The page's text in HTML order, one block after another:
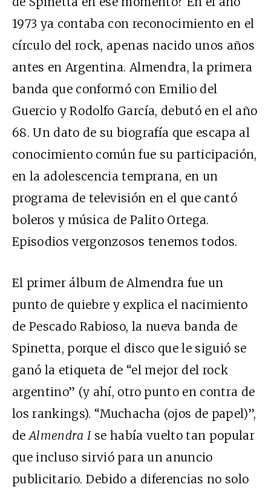
1973 ya contaba con reconocimiento en el
círculo del rock, apenas nacido unos años
antes en Argentina. Almendra, la primera
banda que conformó con Emilio del
Guercio y Rodolfo García, debutó en el año
68. Un dato de su biografía que escapa al
conocimiento común fue su participación,
en la adolescencia temprana, en un
programa de televisión en el que cantó
boleros y música de Palito Ortega.
Episodios vergonzosos tenemos todos.
El primer álbum de Almendra fue un
punto de quiebre y explica el nacimiento
de Pescado Rabioso, la nueva banda de
Spinetta, porque el disco que le siguió se
ganó la etiqueta de “el mejor del rock
argentino” (y ahí, otro punto en contra de
los rankings). “Muchacha (ojos de papel)”,
deAlmendra Ise había vuelto tan popular
que incluso sirvió para un anuncio
publicitario. Debido a diferencias no solo